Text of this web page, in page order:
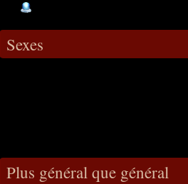
Sexes
Plus général que général